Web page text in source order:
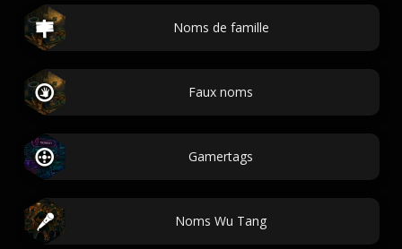
Noms de famille
Faux noms
Gamertags
Noms Wu Tang